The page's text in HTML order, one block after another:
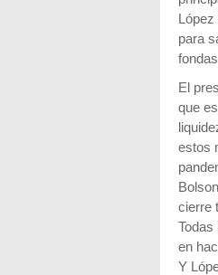
para
El
que
estos
cierre
Todas
en
Y